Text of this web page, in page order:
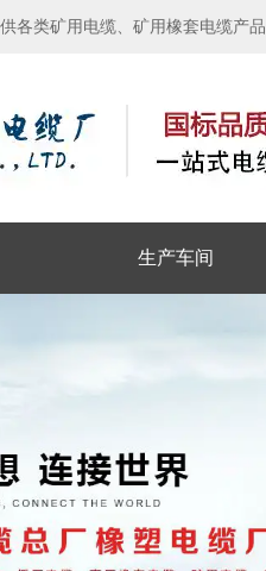
各类矿用电缆、矿用橡套电缆产品
生产车间